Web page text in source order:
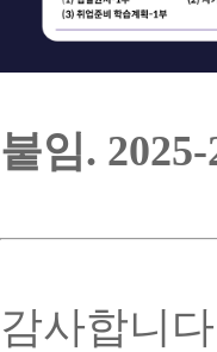
붙임.
감사합니